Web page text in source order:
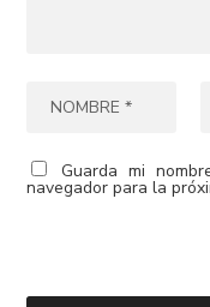
Guarda mi
navegador para la